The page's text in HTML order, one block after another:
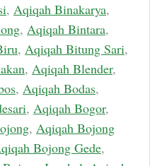
, Aqiqah Binakarya,
, Aqiqah Bintara,
, Aqiqah Bitung Sari,
, Aqiqah Blender,
, Aqiqah Bodas,
, Aqiqah Bogor,
, Aqiqah Bojong
Bojong Gede,